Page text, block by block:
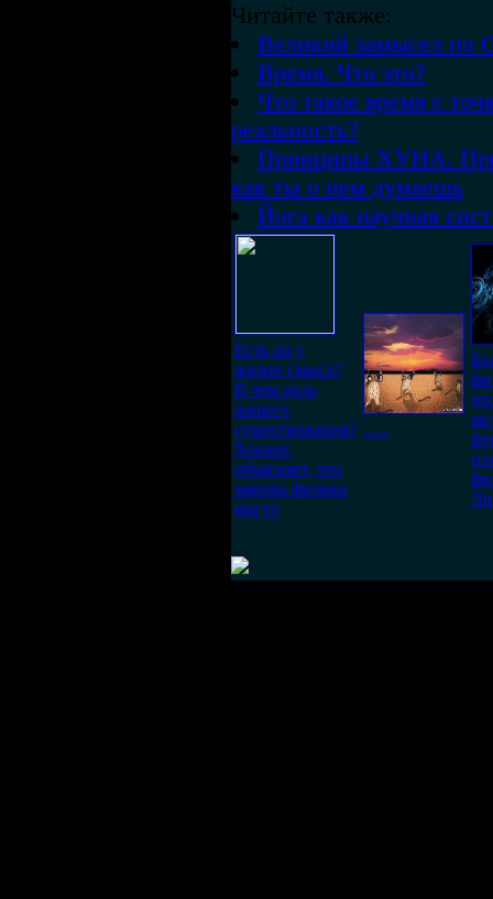
Читайте также:
Великий замысел по
Время. Что это?
Что такое время с
реальность?
Принципы ХУНА.
как ты о нем думаешь
Йога как научная
Есть ли у
жизни смысл?
В чем цель
нашего
существования?
Хокинг
объясняет, что
законы физики
могут
......
Ли